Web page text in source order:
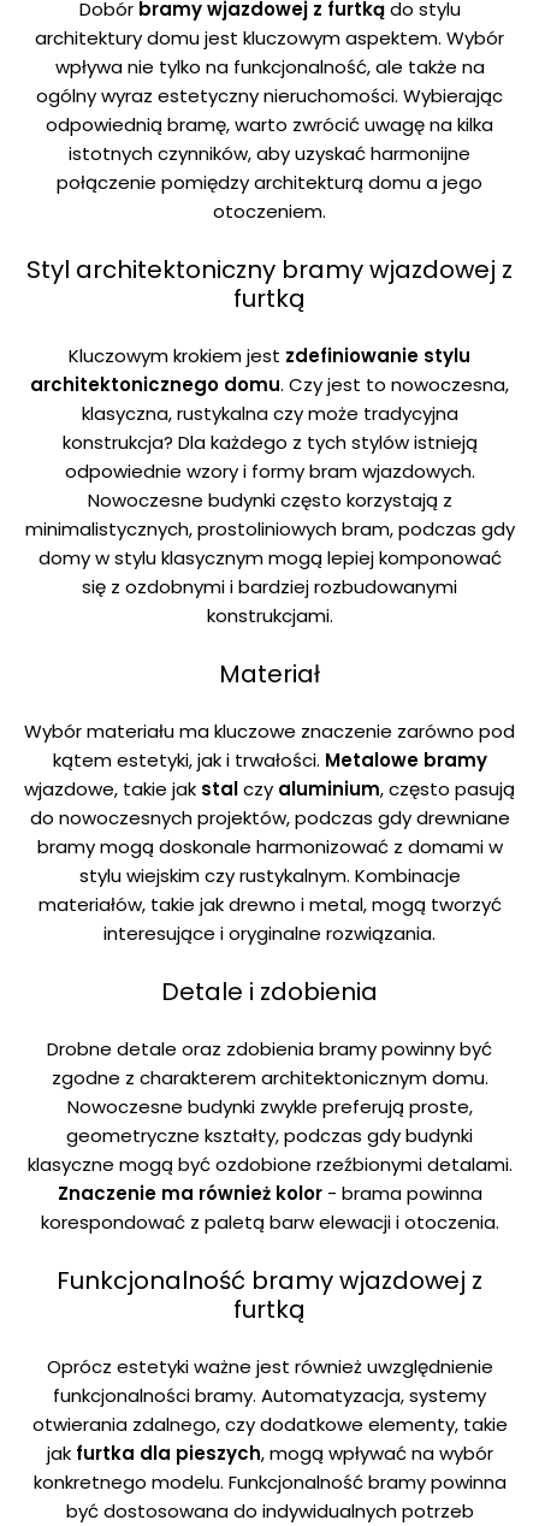
Dobór bramy wjazdowej z furtkądo stylu
architektury domu jest kluczowym aspektem. Wybór
wpływa nie tylko na funkcjonalność, ale także na
ogólny wyraz estetyczny nieruchomości. Wybierając
odpowiednią bramę, warto zwrócić uwagę na kilka
istotnych czynników, aby uzyskać harmonijne
połączenie pomiędzy architekturą domu a jego
otoczeniem.
Styl architektoniczny bramy wjazdowej z
furtką
Kluczowym krokiem jest zdefiniowanie stylu
architektonicznego domu. Czy jest to nowoczesna,
klasyczna, rustykalna czy może tradycyjna
konstrukcja? Dla każdego z tych stylów istnieją
odpowiednie wzory i formy bram wjazdowych.
Nowoczesne budynki często korzystają z
minimalistycznych, prostoliniowych bram, podczas gdy
domy w stylu klasycznym mogą lepiej komponować
się z ozdobnymi i bardziej rozbudowanymi
konstrukcjami.
Materiał
Wybór materiału ma kluczowe znaczenie zarówno pod
kątem estetyki, jak i trwałości. Metalowe bramy
wjazdowe, takie jak stalczy aluminium, często pasują
do nowoczesnych projektów, podczas gdy drewniane
bramy mogą doskonale harmonizować z domami w
stylu wiejskim czy rustykalnym. Kombinacje
materiałów, takie jak drewno i metal, mogą tworzyć
interesujące i oryginalne rozwiązania.
Detale i zdobienia
Drobne detale oraz zdobienia bramy powinny być
zgodne z charakterem architektonicznym domu.
Nowoczesne budynki zwykle preferują proste,
geometryczne kształty, podczas gdy budynki
klasyczne mogą być ozdobione rzeźbionymi detalami.
Znaczenie ma również kolor- brama powinna
korespondować z paletą barw elewacji i otoczenia.
Funkcjonalność bramy wjazdowej z
furtką
Oprócz estetyki ważne jest również uwzględnienie
funkcjonalności bramy. Automatyzacja, systemy
otwierania zdalnego, czy dodatkowe elementy, takie
jak furtka dla pieszych, mogą wpływać na wybór
konkretnego modelu. Funkcjonalność bramy powinna
być dostosowana do indywidualnych potrzeb
poprawy działania serwisu, personalizacji treści, oraz
analizy ruchu na stronie.
Dostosuj Zezwól na wszystkie